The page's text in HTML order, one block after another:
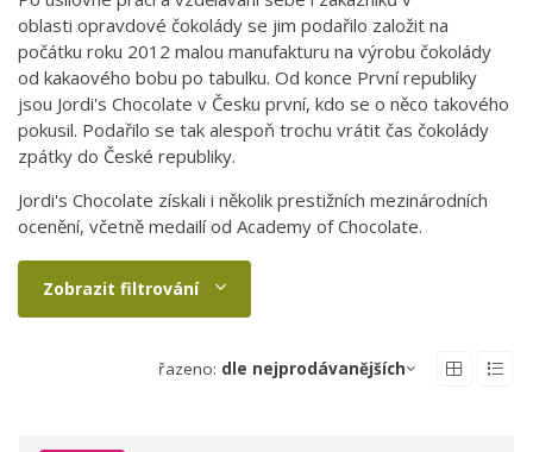
oblasti opravdové čokolády se jim podařilo založit na
počátku roku 2012 malou manufakturu na výrobu čokolády
od kakaového bobu po tabulku. Od konce První republiky
jsou Jordi's Chocolate v Česku první, kdo se o něco takového
pokusil. Podařilo se tak alespoň trochu vrátit čas čokolády
zpátky do České republiky.
Jordi's Chocolate získali i několik prestižních mezinárodních
ocenění, včetně medailí od Academy of Chocolate.
Zobrazit filtrování
řazeno: dle nejprodávanějších